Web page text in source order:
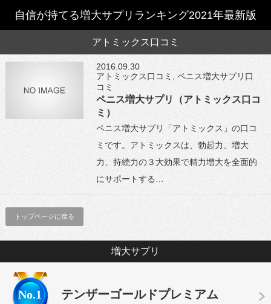
自信が持てる増大サプリランキング2021年最新版
アトミックス口コミ
2016.09.30
アトミックス口コミ
,ペニス増大サプリ口
コミ
ペニス増大サプリ（アトミックス口コ
ミ）
ペニス増大サプリ「アトミックス」の口コ
ミです。アトミックスは、勃起力、増大
力、持続力の３大効果で精力増大を全面的
にサポートする…
トップページに戻る
増大サプリ
No.1 テンザーゴールドプレミアム